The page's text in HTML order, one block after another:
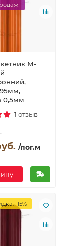
М-
0,5мм
1 отзыв
/пог.м
-15%